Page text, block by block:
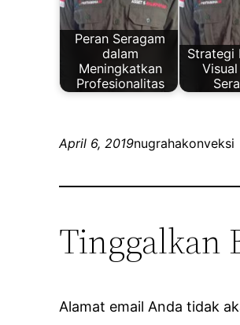
Peran Seragam
dalam
Meningkatkan
Profesionalitas
Strategi
April 6, 2019nugrahakonveksi
Tinggalkan
Alamat email Anda tidak